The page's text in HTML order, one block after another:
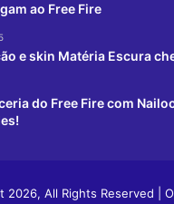
ao Free Fire
e skin Matéria Escura
do Free Fire com
2026, All Rights Reserved |